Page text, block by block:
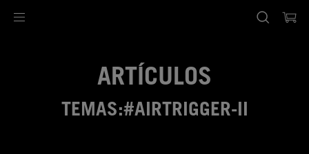
ARTÍCULOS
TEMAS:#AIRTRIGGER-II